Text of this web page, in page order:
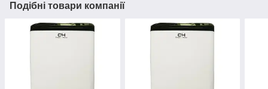
Подібні товари компанії